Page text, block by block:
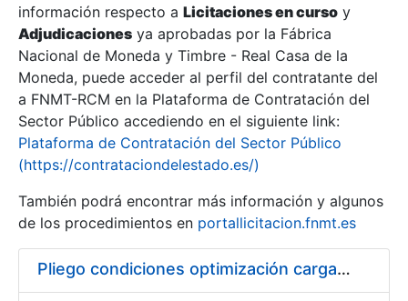
Show/Hide
Show/Hide
información respecto a Licitaciones en curso y
Adjudicaciones ya aprobadas por la Fábrica
Nacional de Moneda y Timbre - Real Casa de la
Moneda, puede acceder al perfil del contratante del
a FNMT-RCM en la Plataforma de Contratación del
Sector Público accediendo en el siguiente link:
Plataforma de Contratación del Sector Público
(https://contrataciondelestado.es/)
También podrá encontrar más información y algunos
de los procedimientos en portallicitacion.fnmt.es
Pliego condiciones optimización cargas compras firmado